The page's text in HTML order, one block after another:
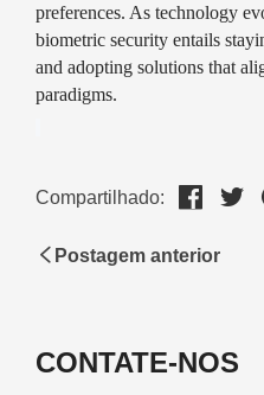
Compartilhado:
Postagem anterior
CONTATE-NOS